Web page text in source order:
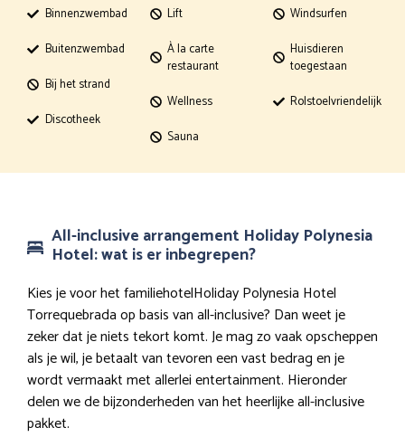
Binnenzwembad
Buitenzwembad
Bij het strand
Discotheek
Lift
À la carte
restaurant
Wellness
Sauna
Windsurfen
Huisdieren
toegestaan
Rolstoelvriendelijk
All-inclusive arrangement Holiday Polynesia
Hotel: wat is er inbegrepen?
Kies je voor het familiehotelHoliday Polynesia Hotel
Torrequebrada op basis van all-inclusive? Dan weet je
zeker dat je niets tekort komt. Je mag zo vaak opscheppen
als je wil, je betaalt van tevoren een vast bedrag en je
wordt vermaakt met allerlei entertainment. Hieronder
delen we de bijzonderheden van het heerlijke all-inclusive
pakket.